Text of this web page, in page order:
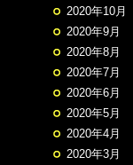
2020年10月
2020年9月
2020年8月
2020年7月
2020年6月
2020年5月
2020年4月
2020年3月